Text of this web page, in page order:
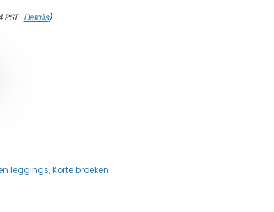
PST-Details)
leggings,Korte broeken